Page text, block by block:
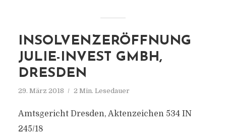
INSOLVENZERÖFFNUNG
JULIE-INVEST GMBH,
DRESDEN
29. März 2018 2 Min. Lesedauer
Amtsgericht Dresden, Aktenzeichen 534 IN
245/18